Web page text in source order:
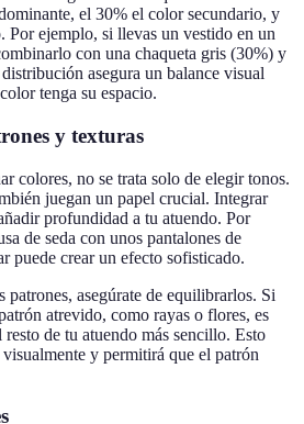
el 30% el color secundario, y
Por ejemplo, si llevas un vestido en un
con una chaqueta gris (30%) y
asegura un balance visual
tenga su espacio.
y texturas
colores, no se trata solo de elegir tonos.
juegan un papel crucial. Integrar
profundidad a tu atuendo. Por
de seda con unos pantalones de
puede crear un efecto sofisticado.
asegúrate de equilibrarlos. Si
atrevido, como rayas o flores, es
de tu atuendo más sencillo. Esto
y permitirá que el patrón